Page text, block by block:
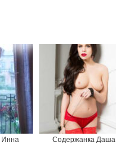
Инна Содержанка Даша